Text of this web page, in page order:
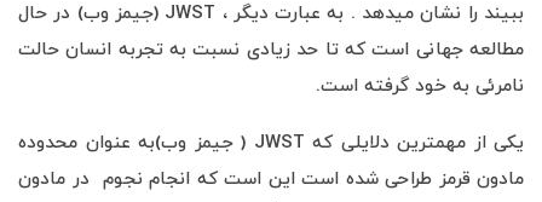
ببیند را نشان میدهد . به عبارت دیگر ، JWST (جیمز وب) در حال
مطالعه جهانی است که تا حد زیادی نسبت به تجربه انسان حالت
نامرئی به خود گرفته است.
یکی از مهمترین دلایلی که JWST ( جیمز وب)به عنوان محدوده
مادون قرمز طراحی شده است این است که انجام نجوم در مادون